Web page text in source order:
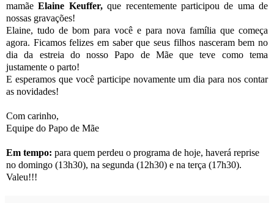
mamãeElaine Keuffer,que recentemente participou de uma de
nossas gravações!
Elaine, tudo de bom para você e para nova família que começa
agora. Ficamos felizes em saber que seus filhos nasceram bem no
dia da estreia do nosso Papo de Mãe que teve como tema
justamente o parto!
E esperamos que você participe novamente um dia para nos contar
as novidades!
Com carinho,
Equipe do Papo de Mãe
Em tempo: para quem perdeu o programa de hoje, haverá reprise
no domingo (13h30), na segunda (12h30) e na terça (17h30).
Valeu!!!